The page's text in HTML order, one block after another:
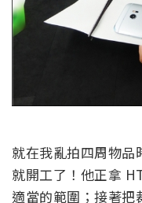
就在我亂拍四周物品
就開工了！他正拿
適當的範圍；接著